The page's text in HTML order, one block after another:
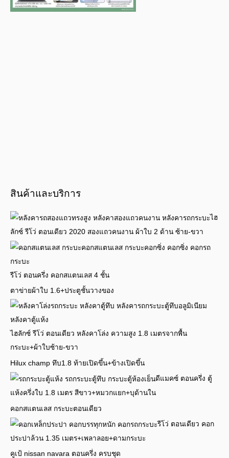
สินค้าและบริการ
ไฮ
ลักซ์ รีโว่ ตอนเดียว 2020 สองแถวคนงาน ผ้าใบ 2 ด้าน ซ้าย-ขวา
รีโว่ ตอนครึ่ง คอกสแตนเลส 4 ชั้น
ตาข่ายผ้าใบ 1.6+ประตูชั้นวางของ
ไฮลักซ์ รีโว่ ตอนเดียว หลังคาโล่ง ความสูง 1.8 เมตรจากพื้น
กระบะ+ผ้าใบซ้าย-ขวา
Hilux champ ทึบ1.8 ท้ายเปิดขึ้น+ข้างเปิดขึ้น
ดีแมคซ์ ตอนครึ่ง ตู้
แห้งครึ่งใบ 1.8 เมตร สีขาว+หมวกแยก+บุด้านใน
คอกสแตนเลส กระบะตอนเดียว
รีโว่ ตอนเดียว คอก
ประปาล้วน 1.35 เมตร+เพลาลอย+ดามกระบะ
คูเป้ nissan navara ตอนครึ่ง ครบชุด